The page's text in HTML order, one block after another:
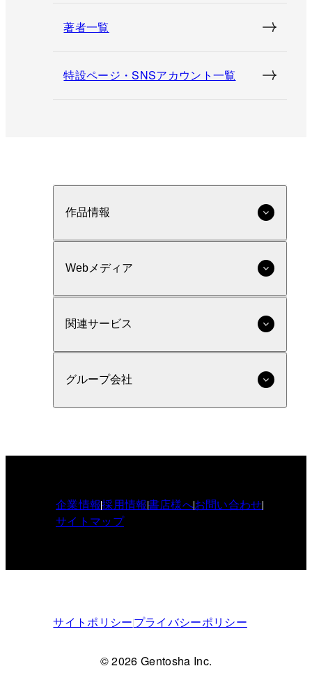
著者一覧
特設ページ・SNSアカウント一覧
作品情報
Webメディア
関連サービス
グループ会社
企業情報採用情報書店様へお問い合わせ
サイトマップ
サイトポリシープライバシーポリシー
© 2026 Gentosha Inc.